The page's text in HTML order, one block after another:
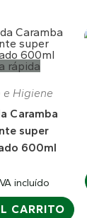
rápida
e Higiene
Caramba
super
600ml
incluído
CARRITO